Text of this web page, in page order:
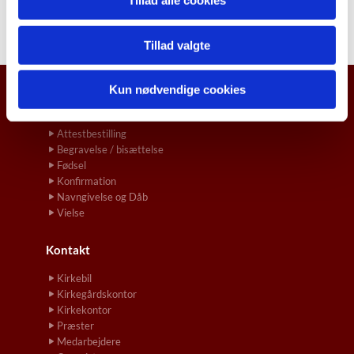
Tillad valgte
Kun nødvendige cookies
Hvordan gør jeg ...
Attestbestilling
Begravelse / bisættelse
Fødsel
Konfirmation
Navngivelse og Dåb
Vielse
Kontakt
Kirkebil
Kirkegårdskontor
Kirkekontor
Præster
Medarbejdere